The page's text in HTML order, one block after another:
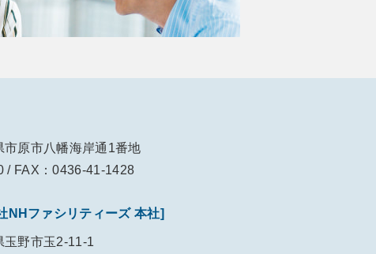
市原市八幡海岸通1番地
/ FAX：0436-41-1428
NHファシリティーズ 本社]
玉野市玉2-11-1